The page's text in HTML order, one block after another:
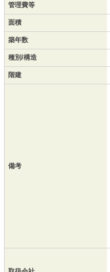
管理費等
面積
築年数
種別/構造
階建
備考